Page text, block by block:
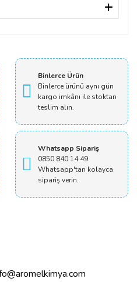
siz yapın!
Binlerce Ürün
Binlerce ürünü aynı gün
kargo imkânı ile stoktan
teslim alın.
Whatsapp Sipariş
0850 840 14 49
Whatsapp'tan kolayca
sipariş verin.